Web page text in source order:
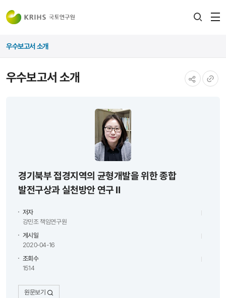
우수보고서 소개
우수보고서 소개
경기북부 접경지역의 균형개발을 위한 종합
발전구상과 실천방안 연구 Ⅱ
저자
강민조 책임연구원
게시일
2020-04-16
조회수
1514
원문보기